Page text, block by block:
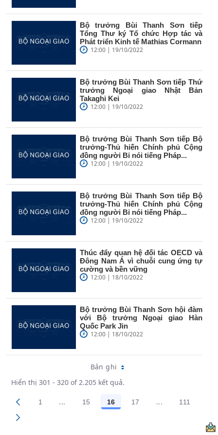
Bộ trưởng Bùi Thanh Sơn tiếp
Tổng Thư ký Tổ chức Hợp tác và
Phát triển Kinh tế Mathias Cormann
12:00 | 19/10/2022
Bộ trưởng Bùi Thanh Sơn tiếp Thứ
trưởng Ngoại giao Nhật Bản
Takaghi Kei
12:00 | 19/10/2022
Bộ trưởng Bùi Thanh Sơn tiếp Bộ
trưởng-Thủ hiến Chính phủ Cộng
đồng người Bỉ nói tiếng Pháp...
12:00 | 19/10/2022
Bộ trưởng Bùi Thanh Sơn tiếp Bộ
trưởng-Thủ hiến Chính phủ Cộng
đồng người Bỉ nói tiếng Pháp...
12:00 | 19/10/2022
Thúc đẩy quan hệ đối tác OECD và
Đông Nam Á vì chuỗi cung ứng tự
cường và bền vững
12:00 | 18/10/2022
Bộ trưởng Bùi Thanh Sơn hội đàm
với Bộ trưởng Ngoại giao Hàn
Quốc Park Jin
12:00 | 18/10/2022
Bản ghi
Hiển thị 301 - 320 of 2.205 kết quả.
Các trang trên cổng
1 ...Trang trung gian Use TAB to navigate.
Các trang trên cổng
15 Các trang trên cổng
16 Các trang trên cổng
17 ...Trang trung
Các
111